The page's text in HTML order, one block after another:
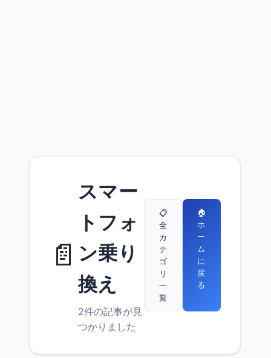
📄
スマー
トフォ
ン乗り
換え
2件の記事が見
つかりました
📋
全
カ
テ
ゴ
リ
一
覧
🏠
ホ
ー
ム
に
戻
る